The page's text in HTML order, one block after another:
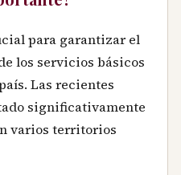
para garantizar el
los servicios básicos
Las recientes
significativamente
varios territorios